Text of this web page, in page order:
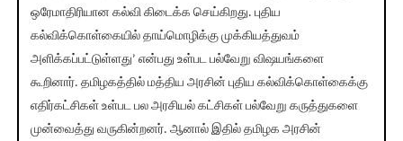
ஒரேமாதிரியான கல்வி கிடைக்க செய்கிறது. புதிய
கல்விக்கொள்கையில் தாய்மொழிக்கு முக்கியத்துவம்
அளிக்கப்பட்டுள்ளது’ என்பது உள்பட பல்வேறு விஷயங்களை
கூறினார். தமிழகத்தில் மத்திய அரசின் புதிய கல்விக்கொள்கைக்கு
எதிர்கட்சிகள் உள்பட பல அரசியல் கட்சிகள் பல்வேறு கருத்துகளை
முன்வைத்து வருகின்றனர். ஆனால் இதில் தமிழக அரசின்